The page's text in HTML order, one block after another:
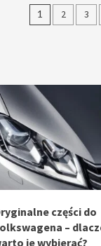
1 2 3
części do
–
je wybierać?